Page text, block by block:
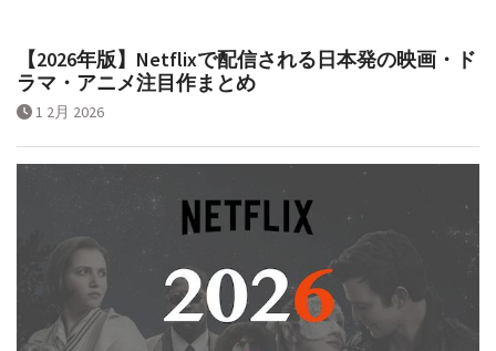
【2026年版】Netflixで配信される日本発の映画・ド
ラマ・アニメ注目作まとめ
1 2月 2026